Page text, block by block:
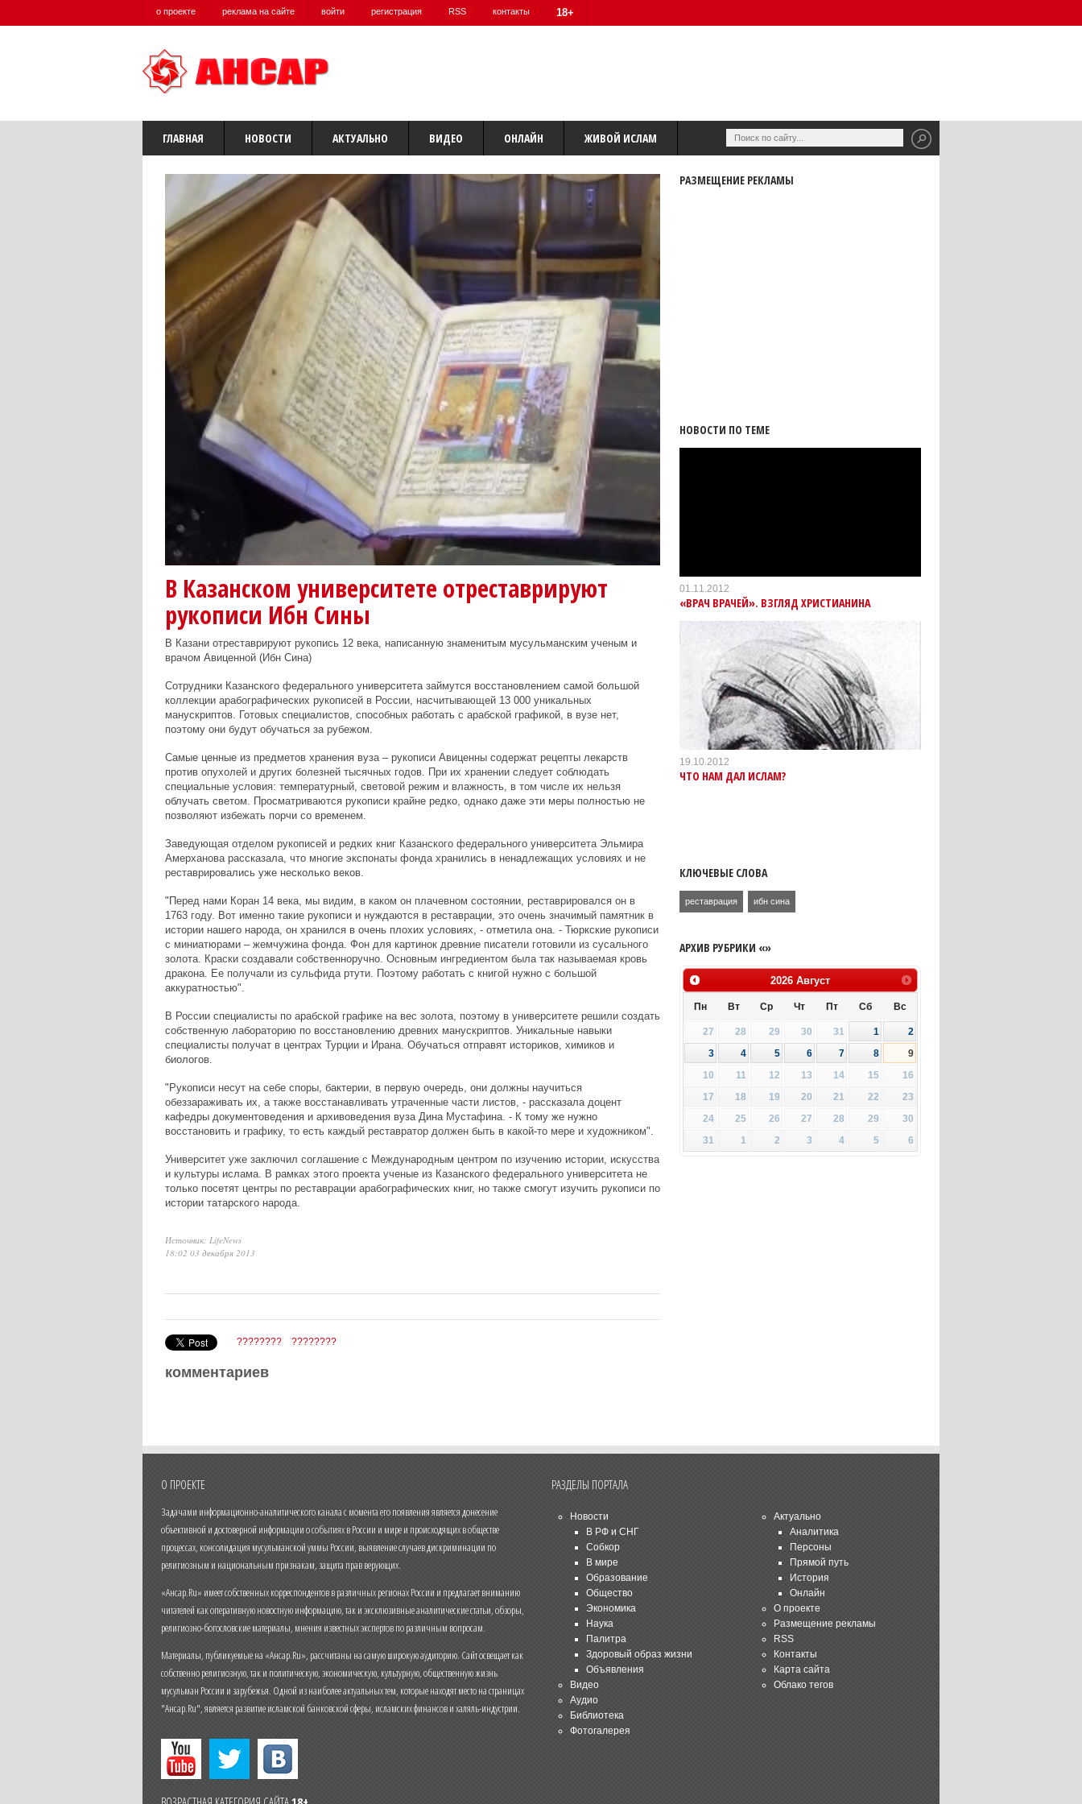
о проекте реклама на сайте войти регистрация RSS контакты 18+
ГЛАВНАЯ НОВОСТИ АКТУАЛЬНО ВИДЕО ОНЛАЙН ЖИВОЙ ИСЛАМ
В Казанском университете отреставрируют
рукописи Ибн Сины
В Казани отреставрируют рукопись 12 века, написанную знаменитым мусульманским ученым и
врачом Авиценной (Ибн Сина)
Сотрудники Казанского федерального университета займутся восстановлением самой большой
коллекции арабографических рукописей в России, насчитывающей 13 000 уникальных
манускриптов. Готовых специалистов, способных работать с арабской графикой, в вузе нет,
поэтому они будут обучаться за рубежом.
Самые ценные из предметов хранения вуза – рукописи Авиценны содержат рецепты лекарств
против опухолей и других болезней тысячных годов. При их хранении следует соблюдать
специальные условия: температурный, световой режим и влажность, в том числе их нельзя
облучать светом. Просматриваются рукописи крайне редко, однако даже эти меры полностью не
позволяют избежать порчи со временем.
Заведующая отделом рукописей и редких книг Казанского федерального университета Эльмира
Амерханова рассказала, что многие экспонаты фонда хранились в ненадлежащих условиях и не
реставрировались уже несколько веков.
"Перед нами Коран 14 века, мы видим, в каком он плачевном состоянии, реставрировался он в
1763 году. Вот именно такие рукописи и нуждаются в реставрации, это очень значимый памятник в
истории нашего народа, он хранился в очень плохих условиях, - отметила она. - Тюркские рукописи
с миниатюрами – жемчужина фонда. Фон для картинок древние писатели готовили из сусального
золота. Краски создавали собственноручно. Основным ингредиентом была так называемая кровь
дракона. Ее получали из сульфида ртути. Поэтому работать с книгой нужно с большой
аккуратностью".
В России специалисты по арабской графике на вес золота, поэтому в университете решили создать
собственную лабораторию по восстановлению древних манускриптов. Уникальные навыки
специалисты получат в центрах Турции и Ирана. Обучаться отправят историков, химиков и
биологов.
"Рукописи несут на себе споры, бактерии, в первую очередь, они должны научиться
обеззараживать их, а также восстанавливать утраченные части листов, - рассказала доцент
кафедры документоведения и архивоведения вуза Дина Мустафина. - К тому же нужно
восстановить и графику, то есть каждый реставратор должен быть в какой-то мере и художником".
Университет уже заключил соглашение с Международным центром по изучению истории, искусства
и культуры ислама. В рамках этого проекта ученые из Казанского федерального университета не
только посетят центры по реставрации арабографических книг, но также смогут изучить рукописи по
истории татарского народа.
Источник: LifeNews
18:02 03 декабря 2013
???????? ????????
комментариев
РАЗМЕЩЕНИЕ РЕКЛАМЫ
НОВОСТИ ПО ТЕМЕ
01.11.2012
«ВРАЧ ВРАЧЕЙ». ВЗГЛЯД ХРИСТИАНИНА
19.10.2012
ЧТО НАМ ДАЛ ИСЛАМ?
КЛЮЧЕВЫЕ СЛОВА
реставрация ибн сина
АРХИВ РУБРИКИ «»
2026 Август
Пн Вт Ср Чт Пт Сб Вс
27 28 29 30 31 1
2
3
4 5 6 7 8
9
10
11 12 13 14 15
16
17
18 19 20 21 22
23
24
25 26 27 28 29
30
31
1 2 3 4 5 6
О ПРОЕКТЕ
Задачами информационно-аналитического канала с момента его появления является донесение
объективной и достоверной информации о событиях в России и мире и происходящих в обществе
процессах, консолидация мусульманской уммы России, выявление случаев дискриминации по
религиозным и национальным признакам, защита прав верующих.
«Ансар.Ru» имеет собственных корреспондентов в различных регионах России и предлагает вниманию
читателей как оперативную новостную информацию, так и эксклюзивные аналитические статьи, обзоры,
религиозно-богословские материалы, мнения известных экспертов по различным вопросам.
Материалы, публикуемые на «Ансар.Ru», рассчитаны на самую широкую аудиторию. Сайт освещает как
собственно религиозную, так и политическую, экономическую, культурную, общественную жизнь
мусульман России и зарубежья. Одной из наиболее актуальных тем, которые находят место на страницах
"Ансар.Ru", является развитие исламской банковской сферы, исламских финансов и халяль-индустрии.
РАЗДЕЛЫ ПОРТАЛА
Новости
В РФ и СНГ
Собкор
В мире
Образование
Общество
Экономика
Наука
Палитра
Здоровый образ жизни
Объявления
Видео
Аудио
Библиотека
Фотогалерея
Актуально
Аналитика
Персоны
Прямой путь
История
Онлайн
О проекте
Размещение рекламы
RSS
Контакты
Карта сайта
Облако тегов